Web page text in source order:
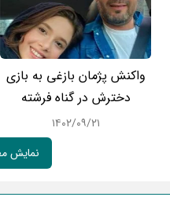
واکنش پژمان بازغی به بازی
دخترش در گناه فرشته
۱۴۰۲/۰۹/۲۱
نمایش